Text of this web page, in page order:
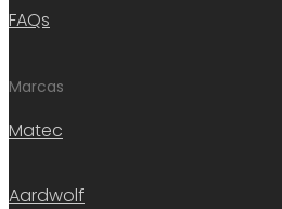
FAQs
Marcas
Matec
Aardwolf